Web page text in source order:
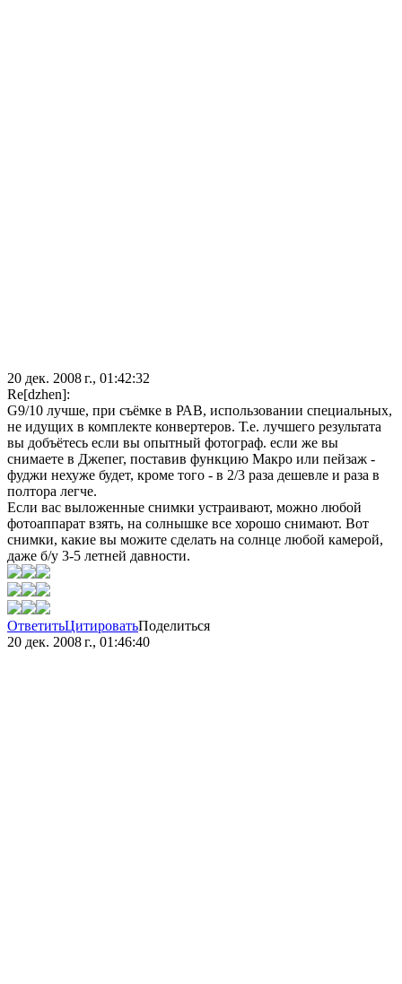
20 дек. 2008 г., 01:42:32
Re[dzhen]:
G9/10 лучше, при съёмке в РАВ, использовании специальных,
не идущих в комплекте конвертеров. Т.е. лучшего результата
вы добъётесь если вы опытный фотограф. если же вы
снимаете в Джепег, поставив функцию Макро или пейзаж -
фуджи нехуже будет, кроме того - в 2/3 раза дешевле и раза в
полтора легче.
Если вас выложенные снимки устраивают, можно любой
фотоаппарат взять, на солнышке все хорошо снимают. Вот
снимки, какие вы можите сделать на солнце любой камерой,
даже б/у 3-5 летней давности.
ОтветитьЦитироватьПоделиться
20 дек. 2008 г., 01:46:40